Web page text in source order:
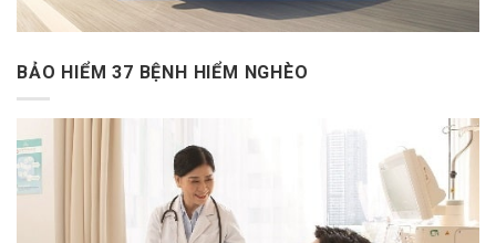
BẢO HIỂM 37 BỆNH HIỂM NGHÈO